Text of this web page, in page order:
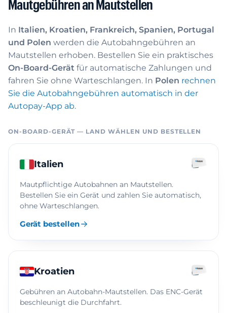
Mautgebühren an Mautstellen
In Italien, Kroatien, Frankreich, Spanien, Portugal
und Polen werden die Autobahngebühren an
Mautstellen erhoben. Bestellen Sie ein praktisches
On-Board-Gerät für automatische Zahlungen und
fahren Sie ohne Warteschlangen. In Polen rechnen
Sie die Autobahngebühren automatisch in der
Autopay-App ab.
ON-BOARD-GERÄT — LAND WÄHLEN UND BESTELLEN
Italien
Mautpflichtige Autobahnen an Mautstellen.
Bestellen Sie ein Gerät und zahlen Sie automatisch,
ohne Warteschlangen.
Gerät bestellen
Kroatien
Gebühren an Autobahn-Mautstellen. Das ENC-Gerät
beschleunigt die Durchfahrt.